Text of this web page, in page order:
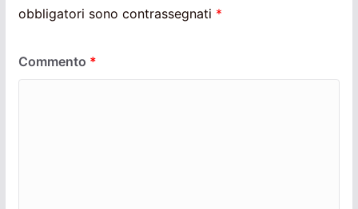
obbligatori sono contrassegnati *
Commento *